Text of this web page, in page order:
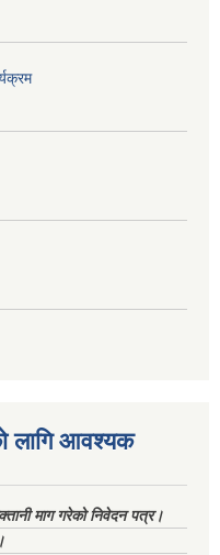
लागि आवश्यक
माग गरेको निवेदन पत्र।